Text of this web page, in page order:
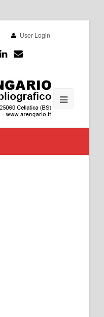
User Login